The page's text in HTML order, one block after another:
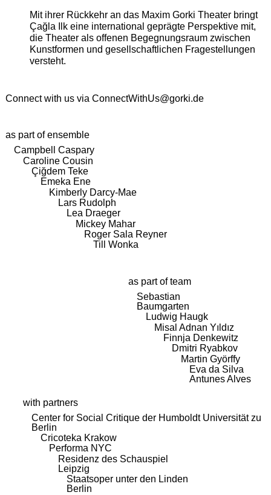
Mit ihrer Rückkehr an das Maxim Gorki Theater bringt
Çağla Ilk eine international geprägte Perspektive mit,
die Theater als offenen Begegnungsraum zwischen
Kunstformen und gesellschaftlichen Fragestellungen
versteht.
Connect with us via ConnectWithUs@gorki.de
as part of ensemble
Campbell Caspary
Caroline Cousin
Çiğdem Teke
Emeka Ene
Kimberly Darcy-Mae
Lars Rudolph
Lea Draeger
Mickey Mahar
Roger Sala Reyner
Till Wonka
as part of team
Sebastian
Baumgarten
Ludwig Haugk
Misal Adnan Yıldız
Finnja Denkewitz
Dmitri Ryabkov
Martin Györffy
Eva da Silva
Antunes Alves
with partners
Center for Social Critique der Humboldt Universität zu
Berlin
Cricoteka Krakow
Performa NYC
Residenz des Schauspiel
Leipzig
Staatsoper unter den Linden
Berlin